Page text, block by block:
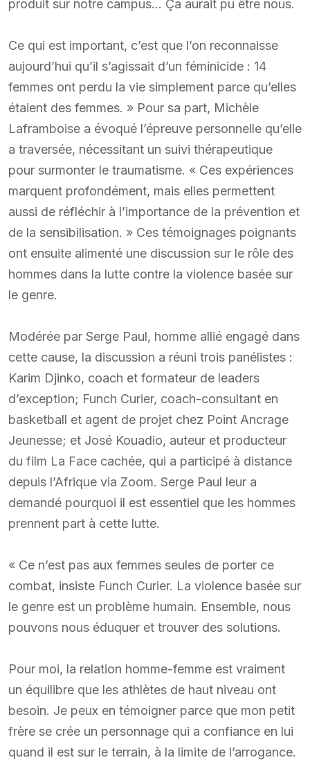
produit sur notre campus… Ça aurait pu être nous.
Ce qui est important, c’est que l’on reconnaisse
aujourd’hui qu’il s’agissait d’un féminicide : 14
femmes ont perdu la vie simplement parce qu’elles
étaient des femmes. » Pour sa part, Michèle
Laframboise a évoqué l’épreuve personnelle qu’elle
a traversée, nécessitant un suivi thérapeutique
pour surmonter le traumatisme. « Ces expériences
marquent profondément, mais elles permettent
aussi de réfléchir à l’importance de la prévention et
de la sensibilisation. » Ces témoignages poignants
ont ensuite alimenté une discussion sur le rôle des
hommes dans la lutte contre la violence basée sur
le genre.
Modérée par Serge Paul, homme allié engagé dans
cette cause, la discussion a réuni trois panélistes :
Karim Djinko, coach et formateur de leaders
d’exception; Funch Curier, coach-consultant en
basketball et agent de projet chez Point Ancrage
Jeunesse; et José Kouadio, auteur et producteur
du film La Face cachée, qui a participé à distance
depuis l’Afrique via Zoom. Serge Paul leur a
demandé pourquoi il est essentiel que les hommes
prennent part à cette lutte.
« Ce n’est pas aux femmes seules de porter ce
combat, insiste Funch Curier. La violence basée sur
le genre est un problème humain. Ensemble, nous
pouvons nous éduquer et trouver des solutions.
Pour moi, la relation homme-femme est vraiment
un équilibre que les athlètes de haut niveau ont
besoin. Je peux en témoigner parce que mon petit
frère se crée un personnage qui a confiance en lui
quand il est sur le terrain, à la limite de l’arrogance.